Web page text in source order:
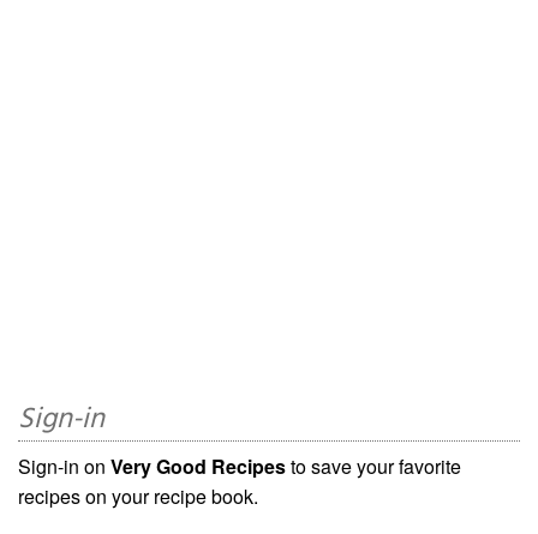
Sign-in
Sign-in on Very Good Recipesto save your favorite
recipes on your recipe book.